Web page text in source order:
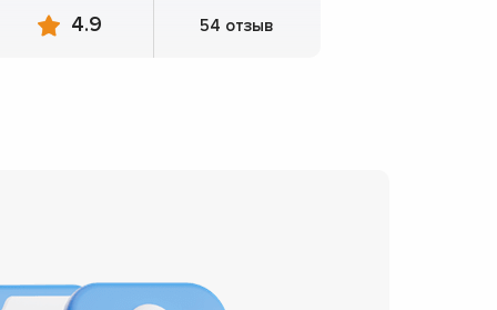
4.9 54 отзыв